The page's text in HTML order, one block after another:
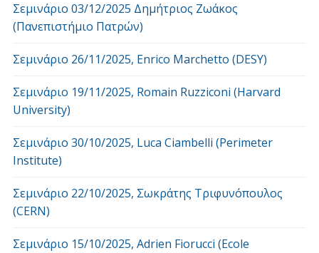
Σεμινάριο 03/12/2025 Δημήτριος Ζωάκος
(Πανεπιστήμιο Πατρών)
Σεμινάριο 26/11/2025, Enrico Marchetto (DESY)
Σεμινάριο 19/11/2025, Romain Ruzziconi (Harvard
University)
Σεμινάριο 30/10/2025, Luca Ciambelli (Perimeter
Institute)
Σεμινάριο 22/10/2025, Σωκράτης Τριφυνόπουλος
(CERN)
Σεμινάριο 15/10/2025, Adrien Fiorucci (Ecole